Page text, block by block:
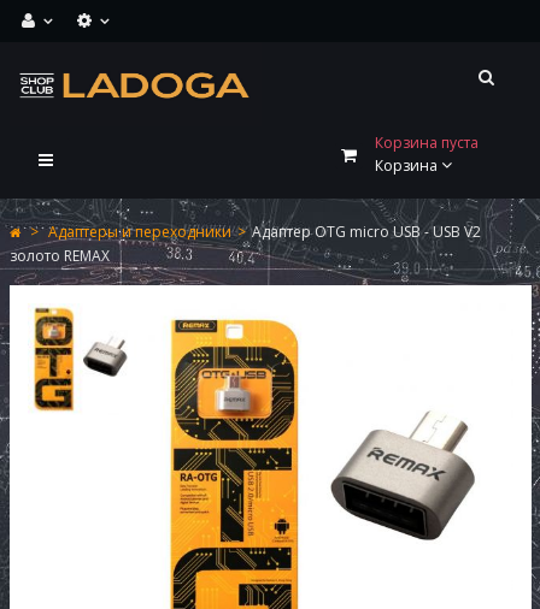
Переключить
Корзина пуста
Корзина
> Адаптеры и переходники > Адаптер OTG micro USB - USB V2
золото REMAX